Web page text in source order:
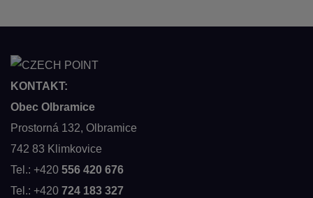
KONTAKT:
Obec Olbramice
Prostorná 132, Olbramice
742 83 Klimkovice
Tel.: +420 556 420 676
Tel.: +420 724 183 327